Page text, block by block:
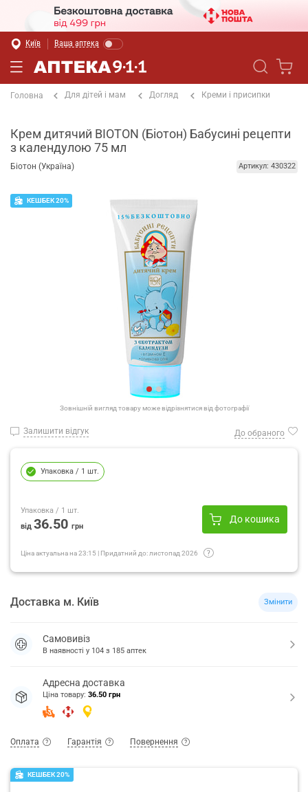
Київ Ваша аптека
Головна Для дітей і мам Догляд Креми і присипки
Крем дитячий BIOTON (Біотон) Бабусині рецепти
з календулою 75 мл
Біотон (Україна) Артикул: 430322
КЕШБЕК 20%
Зовнішній вигляд товару може відрізнятися від фотографії
Залишити відгук До обраного
Упаковка / 1 шт.
Упаковка / 1 шт.
від 36.50 грн
До кошика
Ціна актуальна на23:15 | Придатний до: листопад 2026
Доставка м. Київ Змінити
Самовивіз
В наявності у 104 з 185 аптек
Адресна доставка
Ціна товару: 36.50 грн
Оплата Гарантія Повернення
КЕШБЕК 20%